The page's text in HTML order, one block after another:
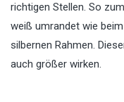
richtigen Stellen. So
weiß umrandet wie
silbernen Rahmen.
auch größer wirken.